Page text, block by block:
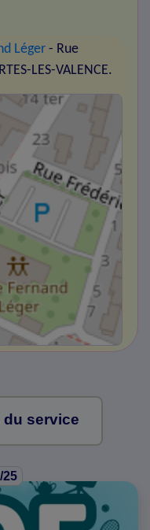
Léger - Rue
LES-VALENCE.
du service
25